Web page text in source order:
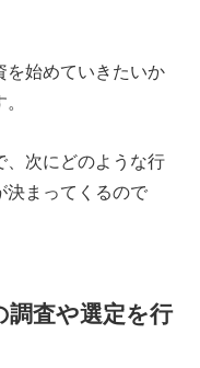
を始めていきたいか
、次にどのような行
決まってくるので
調査や選定を行